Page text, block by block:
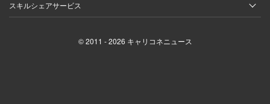
スキルシェアサービス
© 2011 - 2026 キャリコネニュース